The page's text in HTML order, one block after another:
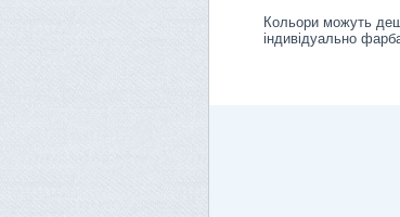
Кольори можуть
індивідуально